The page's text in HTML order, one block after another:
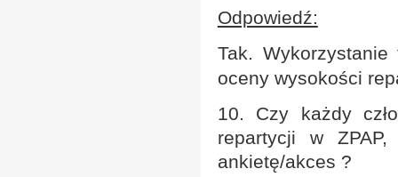
Odpowiedź:
Tak.
oceny wysokości
10. Czy każdy
repartycji w ZPAP,
ankietę/akces ?